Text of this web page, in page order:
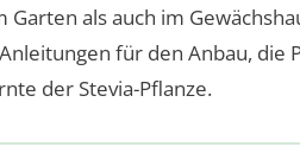
Garten als auch im
für den Anbau, die
der Stevia-Pflanze.